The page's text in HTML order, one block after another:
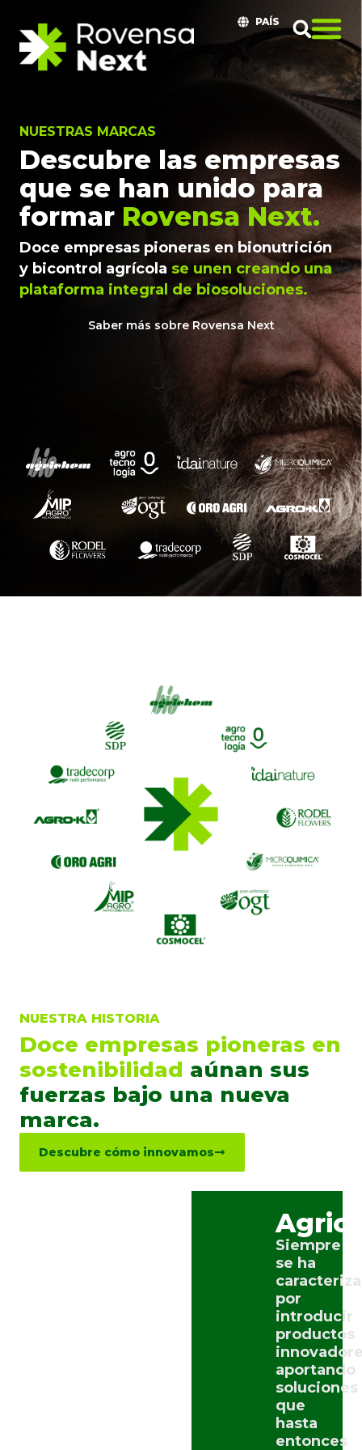
PAÍS
NUESTRAS MARCAS
Descubre las empresas
que se han unido para
formar Rovensa Next.
Doce empresas pioneras en bionutrición
y bicontrol agrícola se unen creando una
plataforma integral de biosoluciones.
Saber más sobre Rovensa Next
NUESTRA HISTORIA
Doce empresas pioneras en
sostenibilidad aúnan sus
fuerzas bajo una nueva
marca.
Descubre cómo innovamos
Siempre
se ha
por
introducir
productos
aportando
soluciones
que
hasta
entonces